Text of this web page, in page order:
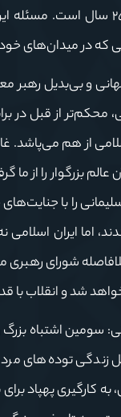
دشت‌ها و دریاهای راهبردی)، با تمدنی
که در میدان‌های خود
و بی‌بدیل
از قبل در
بزرگوار را از ما
را با جنایت‌های
اما ایران اسلامی
شورای
شد و انقلاب با
اشتباه بزرگ
توده‌های مردم
کارگیری پهپاد